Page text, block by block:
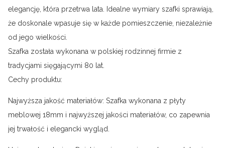
elegancję, która przetrwa lata. Idealne wymiary szafki sprawiają,
że doskonale wpasuje się w każde pomieszczenie, niezależnie
od jego wielkości.
Szafka została wykonana w polskiej rodzinnej firmie z
tradycjami sięgającymi 80 lat.
Cechy produktu:
Najwyższa jakość materiałów: Szafka wykonana z płyty
meblowej 18mm i najwyższej jakości materiałów, co zapewnia
jej trwałość i elegancki wygląd.